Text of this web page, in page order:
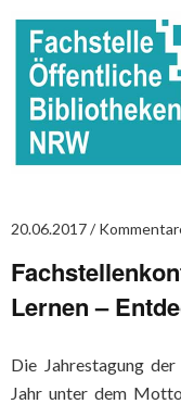
20.06.2017
Lernen –
Die Jahrestagung
Jahr unter dem